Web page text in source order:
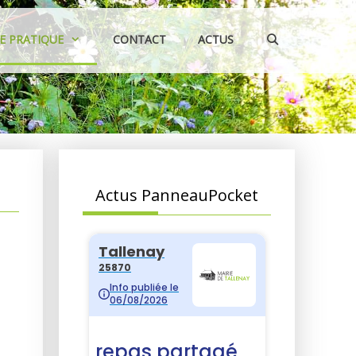
PRATIQUE CONTACT ACTUS
Actus PanneauPocket